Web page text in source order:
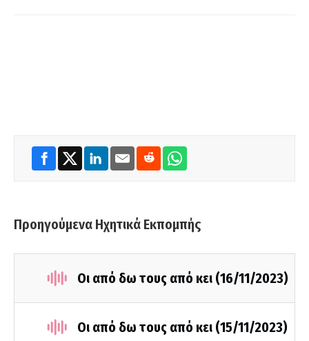
Προηγούμενα Ηχητικά Εκπομπής
Οι από δω τους από κει (16/11/2023)
Οι από δω τους από κει (15/11/2023)